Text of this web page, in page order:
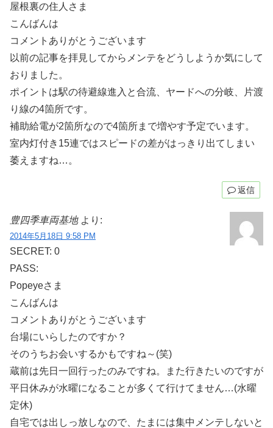
屋根裏の住人さま
こんばんは
コメントありがとうございます
以前の記事を拝見してからメンテをどうしようか気にして
おりました。
ポイントは駅の待避線進入と合流、ヤードへの分岐、片渡
り線の4箇所です。
補助給電が2箇所なので4箇所まで増やす予定でいます。
室内灯付き15連ではスピードの差がはっきり出てしまい
萎えますね…。
返信
豊四季車両基地 より:
2014年5月18日 9:58 PM
SECRET: 0
PASS:
Popeyeさま
こんばんは
コメントありがとうございます
台場にいらしたのですか？
そのうちお会いするかもですね～(笑)
蔵前は先日一回行ったのみですね。また行きたいのですが
平日休みが水曜になることが多くて行けてません…(水曜
定休)
自宅では出しっ放しなので、たまには集中メンテしないと